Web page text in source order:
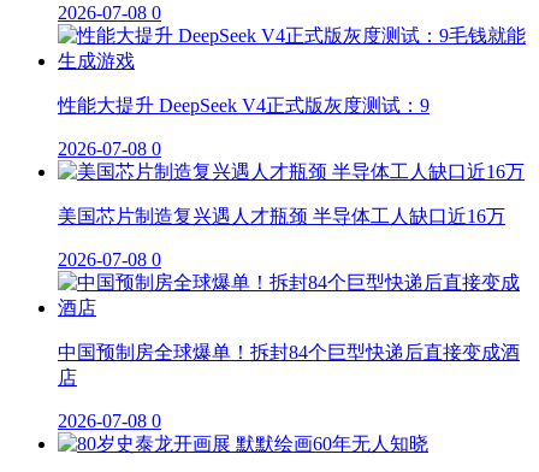
2026-07-08 0
性能大提升 DeepSeek V4正式版灰度测试：9
2026-07-08 0
美国芯片制造复兴遇人才瓶颈 半导体工人缺口近16万
2026-07-08 0
中国预制房全球爆单！拆封84个巨型快递后直接变成酒
店
2026-07-08 0